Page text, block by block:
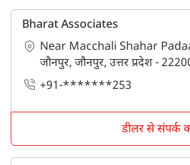
Bharat Associates
Near Macchali Shahar
जौनपुर, जौनपुर, उत्तर प्रदेश -
+91-*******253
डीलर से संपर्क